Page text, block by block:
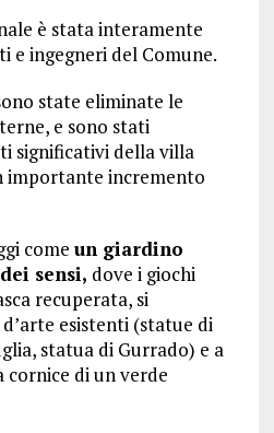
è stata interamente
e ingegneri del Comune.
state eliminate le
e sono stati
significativi della villa
importante incremento
come un giardino
sensi, dove i giochi
recuperata, si
esistenti (statue di
statua di Gurrado) e a
di un verde